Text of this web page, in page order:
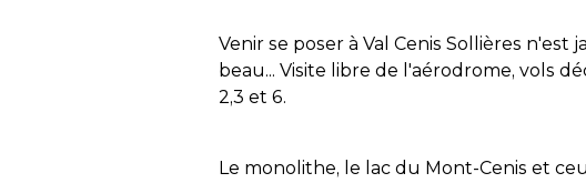
Venir se poser à Val Cenis Sollières n'est
beau... Visite libre de l'aérodrome, vols
2,3 et 6.
Le monolithe, le lac du Mont-Cenis et